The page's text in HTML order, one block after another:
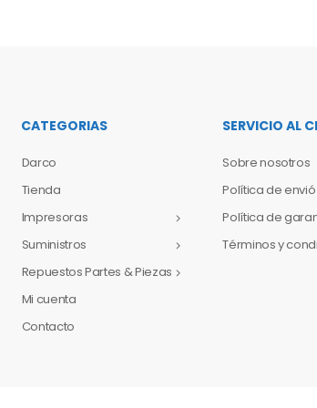
CATEGORIAS
Darco
Tienda
Impresoras
Suministros
Repuestos Partes & Piezas
Mi cuenta
Contacto
SERVICIO AL
Sobre nosotros
Política de envió
Política de
Términos y